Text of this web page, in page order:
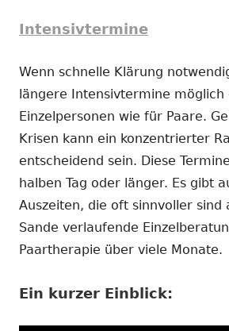
Intensivtermine
Wenn schnelle Klärung
längere Intensivtermine möglich
Einzelpersonen wie für Paare.
Krisen kann ein konzentrierter
entscheidend sein. Diese
halben Tag oder länger. Es gibt
Auszeiten, die oft sinnvoller sind
Sande verlaufende
Paartherapie über viele Monate.
Ein kurzer Einblick: